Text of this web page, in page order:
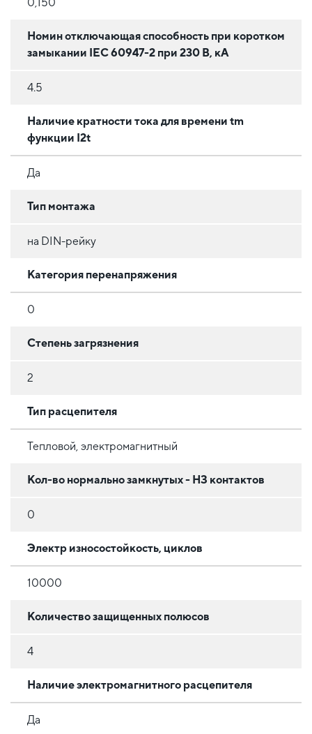
Номин отключающая способность при коротком
замыкании IEC 60947-2 при 230 В, кА
4.5
Наличие кратности тока для времени tm
функции I2t
Да
Тип монтажа
на DIN-рейку
Категория перенапряжения
0
Степень загрязнения
2
Тип расцепителя
Тепловой, электромагнитный
Кол-во нормально замкнутых - НЗ контактов
0
Электр износостойкость, циклов
10000
Количество защищенных полюсов
4
Наличие электромагнитного расцепителя
Да